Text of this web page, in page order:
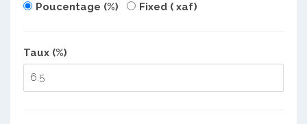
Poucentage (%) Fixed ( xaf)
Taux (%)